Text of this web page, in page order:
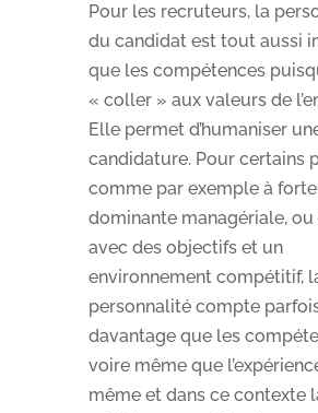
Pour les recruteurs, la
du candidat est tout aussi
que les compétences
« coller » aux valeurs de
Elle permet d’humaniser
candidature. Pour certains
comme par exemple à forte
dominante managériale, ou
avec des objectifs et un
environnement compétitif,
personnalité compte
davantage que les
voire même que
même et dans ce contexte